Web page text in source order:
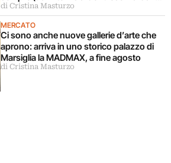
Accardi)
di Cristina Masturzo
MERCATO
Ci sono anche nuove gallerie d’arte che
aprono: arriva in uno storico palazzo di
Marsiglia la MADMAX, a fine agosto
di Cristina Masturzo